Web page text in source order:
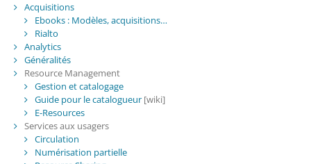
Acquisitions
Ebooks : Modèles, acquisitions…
Rialto
Analytics
Généralités
Resource Management
Gestion et catalogage
Guide pour le catalogueur[wiki]
E-Resources
Services aux usagers
Circulation
Numérisation partielle